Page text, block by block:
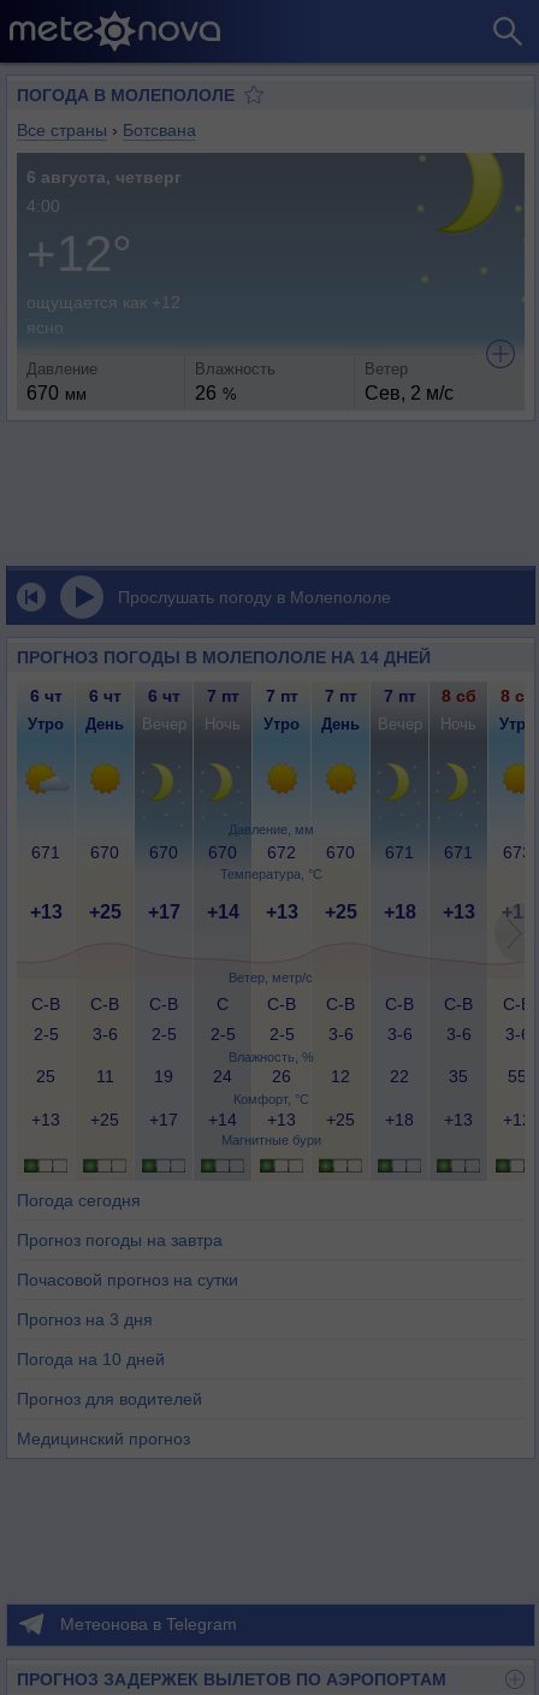
ПОГОДА В МОЛЕПОЛОЛЕ
Все страны › Ботсвана
6 августа, четверг
4:00
+12°
ощущается как +12
ясно
Давление
670 мм
Влажность
26 %
Ветер
Сев, 2 м/с
Прослушать погоду в Молепололе
ПРОГНОЗ ПОГОДЫ В МОЛЕПОЛОЛЕ НА 14 ДНЕЙ
Давление, мм
Температура, °C
Ветер, метр/с
Влажность, %
Комфорт, °C
Магнитные бури
6 чт 6 чт 6 чт 7 пт 7 пт 7 пт 7 пт 8 сб 8 сб
Утро День Вечер Ночь Утро День Вечер Ночь Утро
671 670 670 670 672 670 671 671 673
+13 +25 +17 +14 +13 +25 +18 +13 +12
С-В
2-5
С-В
3-6
С-В
2-5
С
2-5
С-В
2-5
С-В
3-6
С-В
3-6
С-В
3-6
С-В
3-6
25 11 19 24 26 12 22 35 55
+13 +25 +17 +14 +13 +25 +18 +13 +12
Погода сегодня
Прогноз погоды на завтра
Почасовой прогноз на сутки
Прогноз на 3 дня
Погода на 10 дней
Прогноз для водителей
Медицинский прогноз
Метеонова в Telegram
ПРОГНОЗ ЗАДЕРЖЕК ВЫЛЕТОВ ПО АЭРОПОРТАМ